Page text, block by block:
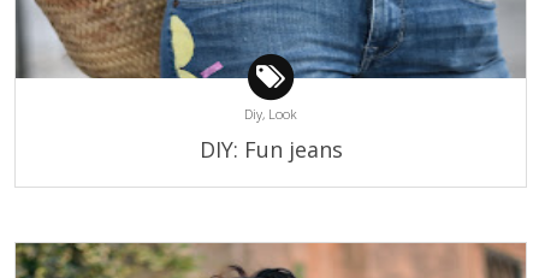
Diy, Look
DIY: Fun jeans